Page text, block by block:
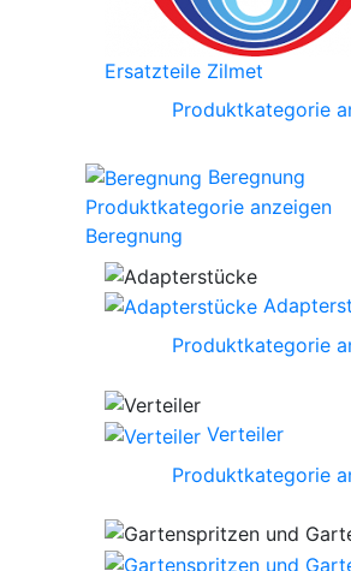
Ersatzteile Zilmet
Produktkategorie
Beregnung
Produktkategorie anzeigen
Beregnung
Produktkategorie
Verteiler
Produktkategorie